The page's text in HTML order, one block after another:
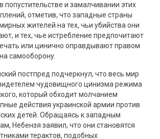
попустительстве и замалчивании этих
отметив, что западные страны
жителей на тех, чьи убийства они
и тех, чье истребление предпочитают
или цинично оправдывают правом
самооборону.
постпред подчеркнул, что весь мир
чудовищного цинизма режима
который обходит молчанием
действия украинской армии против
детей. Обращаясь к западным
Небензя заявил, что они становятся
терактов, подобных